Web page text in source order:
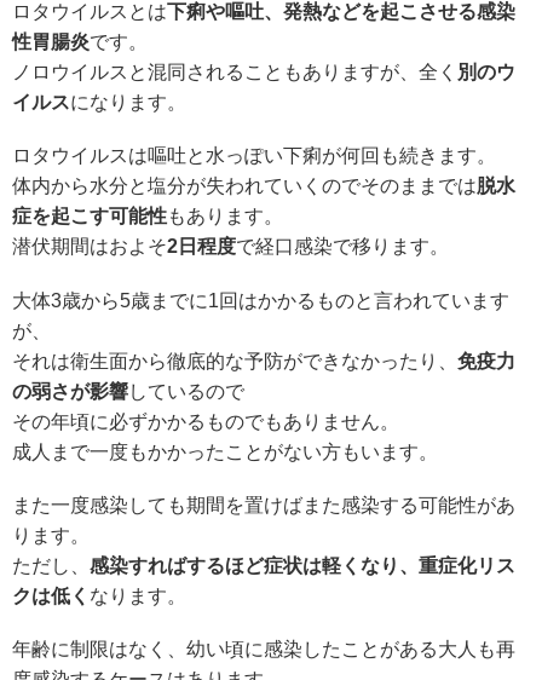
ロタウイルスとは下痢や嘔吐、発熱などを起こさせる感染
性胃腸炎です。
ノロウイルスと混同されることもありますが、全く 別のウ
イルスになります。
ロタウイルスは嘔吐と水っぽい下痢が何回も続きます。
体内から水分と塩分が失われていくのでそのままでは脱水
症を起こす可能性もあります。
潜伏期間はおよそ2日程度で経口感染で移ります。
大体3歳から5歳までに1回はかかるものと言われています
が、
それは衛生面から徹底的な予防ができなかったり、 免疫力
の弱さが影響しているので
その年頃に必ずかかるものでもありません。
成人まで一度もかかったことがない方もいます。
また一度感染しても期間を置けばまた感染する可能性があ
ります。
ただし、 感染すればするほど症状は軽くなり、重症化リス
クは低く なります。
年齢に制限はなく、幼い頃に感染したことがある大人も再